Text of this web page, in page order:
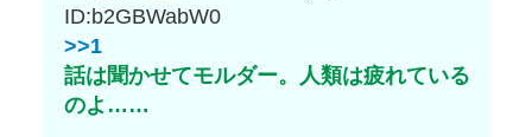
ID:b2GBWabW0
>>1
話は聞かせてモルダー。人類は疲れている
のよ……